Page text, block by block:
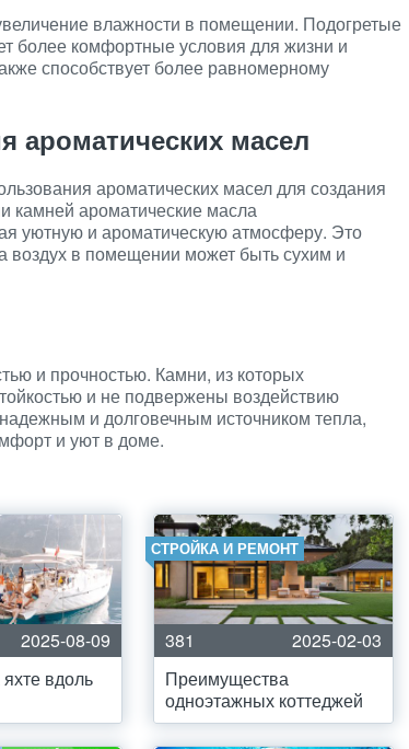
влажности в помещении. Подогретые
более комфортные условия для жизни и
способствует более равномерному
ароматических масел
ароматических масел для создания
камней ароматические масла
уютную и ароматическую атмосферу. Это
воздух в помещении может быть сухим и
и прочностью. Камни, из которых
и не подвержены воздействию
и долговечным источником тепла,
и уют в доме.
2025-08-09
вдоль
СТРОЙКА И РЕМОНТ
381
2025-02-03
Преимущества
одноэтажных коттеджей